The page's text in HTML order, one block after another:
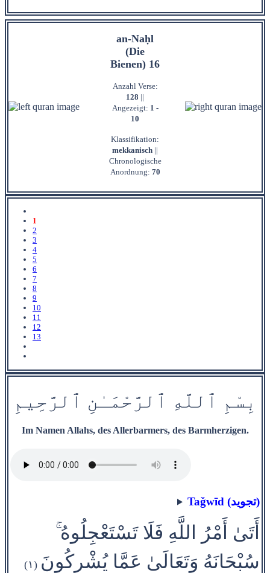
an-Naḥl
(Die
Bienen) 16
Anzahl Verse:
128 ||
Angezeigt: 1 -
10
Klassifikation:
mekkanisch ||
Chronologische
Anordnung: 70
1
2
3
4
5
6
7
8
9
10
11
12
13
بِسْمِ ٱ للَّهِ ٱ لرَّحْمَ‍ـٰنِ ٱ ل‍‍رَّح‍ِ‍ي‍مِ
Im Namen Allahs, des Allerbarmers, des Barmherzigen.
Taǧwīd (تجويد)
أَتَىٰ أَمْرُ اللَّهِ فَلَا تَسْتَعْجِلُوهُ ۚ
سُبْحَانَهُ وَتَعَالَىٰ عَمَّا يُشْرِكُونَ (١)